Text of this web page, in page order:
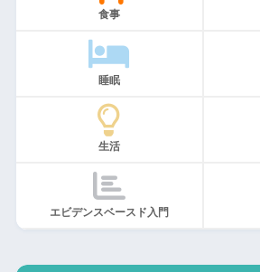
食事
睡眠
生活
エビデンスベースド入門